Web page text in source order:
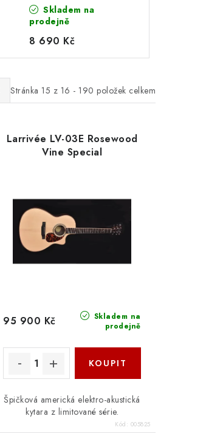
Skladem na
prodejně
8 690 Kč
Stránka 15 z 16 - 190 položek celkem
Larrivée LV-03E Rosewood
Vine Special
Skladem na
prodejně
95 900 Kč
Špičková americká elektro-akustická
kytara z limitované série.
Kód: 005825